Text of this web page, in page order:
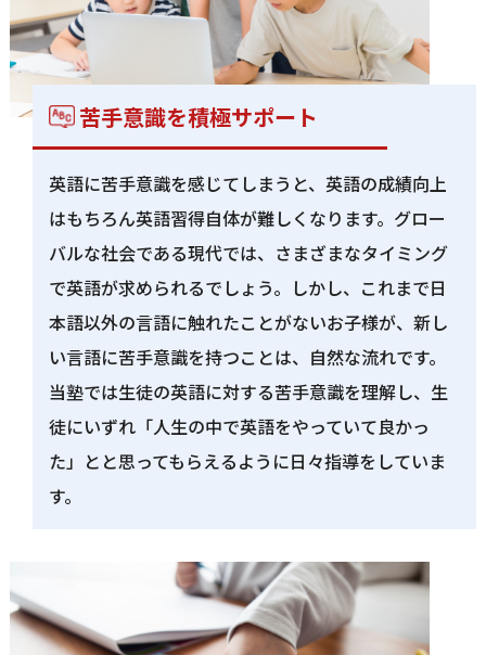
苦手意識を積極サポート
英語に苦手意識を感じてしまうと、英語の成績向上
はもちろん英語習得自体が難しくなります。グロー
バルな社会である現代では、さまざまなタイミング
で英語が求められるでしょう。しかし、これまで日
本語以外の言語に触れたことがないお子様が、新し
い言語に苦手意識を持つことは、自然な流れです。
当塾では生徒の英語に対する苦手意識を理解し、生
徒にいずれ「人生の中で英語をやっていて良かっ
た」とと思ってもらえるように日々指導をしていま
す。